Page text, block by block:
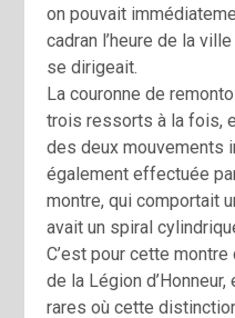
on pouvait
cadran l’heure de la
se dirigeait.
La couronne de
trois ressorts à la fois,
des deux mouvements
également effectuée
montre, qui comportait
avait un spiral
C’est pour cette
de la Légion
rares où cette